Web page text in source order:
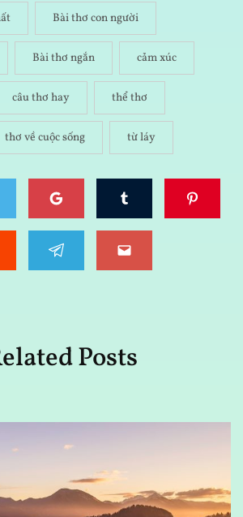
Bài thơ con người
Bài thơ ngắn cảm xúc
câu thơ hay thể thơ
thơ về cuộc sống từ láy
Posts